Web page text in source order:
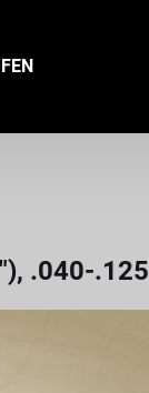
.040-.125